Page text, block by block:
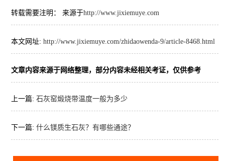
转载需要注明： 来源于http://www.jixiemuye.com
本文网址: http://www.jixiemuye.com/zhidaowenda-9/article-8468.html
文章内容来源于网络整理，部分内容未经相关考证，仅供参考
上一篇: 石灰窑煅烧带温度一般为多少
下一篇: 什么镁质生石灰？有哪些通途？